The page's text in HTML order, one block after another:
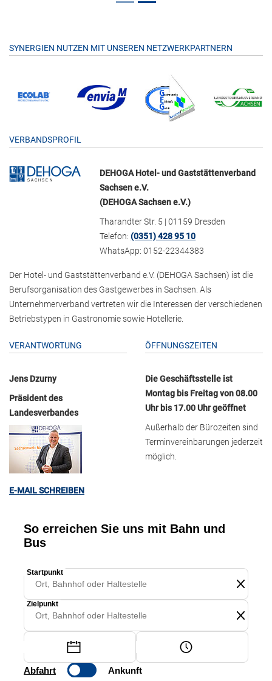
SYNERGIEN NUTZEN MIT UNSEREN NETZWERKPARTNERN
VERBANDSPROFIL
DEHOGA Hotel- und Gaststättenverband
Sachsen e.V.
(DEHOGA Sachsen e.V.)
Tharandter Str. 5 | 01159 Dresden
Telefon:(0351) 428 95 10
WhatsApp: 0152-22344383
Der Hotel- und Gaststättenverband e.V. (DEHOGA Sachsen) ist die
Berufsorganisation des Gastgewerbes in Sachsen. Als
Unternehmerverband vertreten wir die Interessen der verschiedenen
Betriebstypen in Gastronomie sowie Hotellerie.
VERANTWORTUNG
Jens Dzurny
Präsident des
Landesverbandes
E-MAIL SCHREIBEN
ÖFFNUNGSZEITEN
Die Geschäftsstelle ist
Montag bis Freitag von 08.00
Uhr bis 17.00 Uhr geöffnet
Außerhalb der Bürozeiten sind
Terminvereinbarungen jederzeit
möglich.